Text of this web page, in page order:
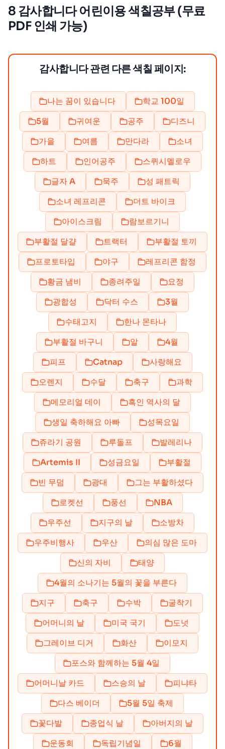
8 감사합니다 어린이용 색칠공부 (무료
PDF 인쇄 가능)
감사합니다 관련 다른 색칠 페이지:
나는 꿈이 있습니다
학교 100일
5월
귀여운 공주
디즈니
가을
여름 만다라
소녀
하트
인어공주
스퀴시멜로우
글자 A
묵주
성 패트릭
소녀 레프리콘
더트 바이크
아이스크림
람보르기니
부활절 달걀
트랙터
부활절 토끼
프로토타입
야구
레프리콘 함정
황금 냄비
종려주일
요정
광합성
닥터 수스
3월
수태고지
한나 몬타나
부활절 바구니
알
4월
피프
Catnap
사랑해요
오렌지
수달 축구
과학
메모리얼 데이
흑인 역사의 달
생일 축하해요 아빠
성목요일
쥬라기 공원
루돌프
발레리나
Artemis II
성금요일
부활절
빈 무덤
광대
그는 부활하셨다
로켓선
풍선
NBA
우주선
지구의 날
소방차
우주비행사
우산
의심 많은 도마
신의 자비
태양
4월의 소나기는 5월의 꽃을 부른다
지구
축구 수박
굴착기
어머니의 날
미국 국기
도넛
그레이브 디거
화산
이모지
포스와 함께하는 5월 4일
어머니날 카드
스승의 날
피냐타
다스 베이더
5월 5일 축제
꽃다발
종업식 날
아버지의 날
운동회
독립기념일 6월